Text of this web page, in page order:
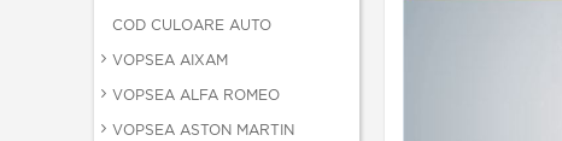
COD CULOARE AUTO
VOPSEA AIXAM
VOPSEA ALFA ROMEO
VOPSEA ASTON MARTIN